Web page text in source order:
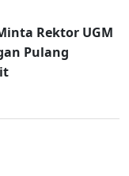
Rektor UGM
Pulang